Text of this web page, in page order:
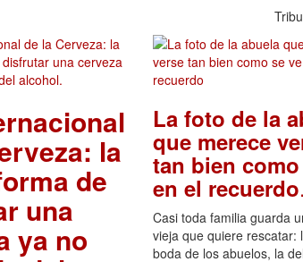
la
de
una
ya no
La foto de la
que merece
tan bien
en el recuerdo.
Casi toda familia guarda
vieja que quiere rescatar:
boda de los abuelos, la